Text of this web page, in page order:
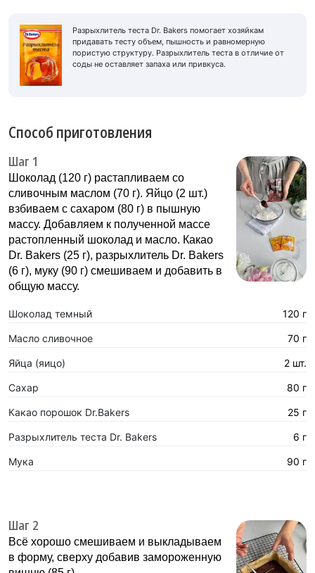
Разрыхлитель теста Dr. Bakers помогает хозяйкам
придавать тесту объем, пышность и равномерную
пористую структуру. Разрыхлитель теста в отличие от
соды не оставляет запаха или привкуса.
Способ приготовления
Шаг 1
Шоколад (120 г) растапливаем со
сливочным маслом (70 г). Яйцо (2 шт.)
взбиваем с сахаром (80 г) в пышную
массу. Добавляем к полученной массе
растопленный шоколад и масло. Какао
Dr. Bakers (25 г), разрыхлитель Dr. Bakers
(6 г), муку (90 г) смешиваем и добавить в
общую массу.
Шоколад темный 120 г
Масло сливочное 70 г
Яйца (яицо) 2 шт.
Сахар 80 г
Какао порошок Dr.Bakers 25 г
Разрыхлитель теста Dr. Bakers 6 г
Мука 90 г
Шаг 2
Всё хорошо смешиваем и выкладываем
в форму, сверху добавив замороженную